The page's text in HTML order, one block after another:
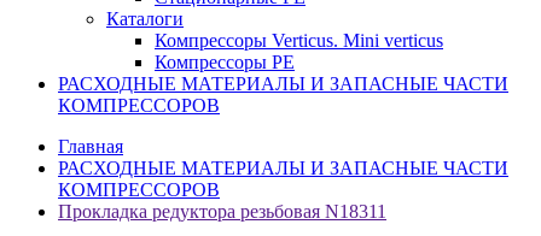
Каталоги
Компрессоры Verticus. Mini verticus
Компрессоры PE
РАСХОДНЫЕ МАТЕРИАЛЫ И ЗАПАСНЫЕ ЧАСТИ
КОМПРЕССОРОВ
Главная
РАСХОДНЫЕ МАТЕРИАЛЫ И ЗАПАСНЫЕ ЧАСТИ
КОМПРЕССОРОВ
Прокладка редуктора резьбовая N18311